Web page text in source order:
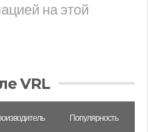
на этой
VRL
Популярность